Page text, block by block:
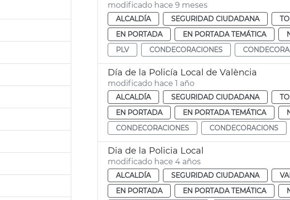
modificado hace 9 meses
ALCALDÍA SEGURIDAD CIUDADANA
EN PORTADA
EN PORTADA TEMÁTICA
PLV
CONDECORACIONES
Día de la Policía Local de València
modificado hace 1 año
ALCALDÍA SEGURIDAD CIUDADANA
EN PORTADA
EN PORTADA TEMÁTICA
CONDECORACIONES
CONDECORACIONS
Dia de la Policia Local
modificado hace 4 años
ALCALDÍA SEGURIDAD CIUDADANA
EN PORTADA
EN PORTADA TEMÁTICA